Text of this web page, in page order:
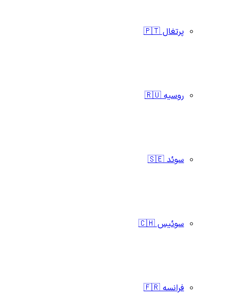
پرتغال 🇵🇹
روسیه 🇷🇺
سوئد 🇸🇪
سوئیس 🇨🇭
فرانسه 🇫🇷